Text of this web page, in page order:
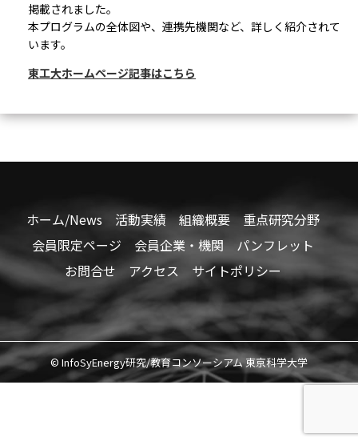
掲載されました。
本プログラムの全体図や、連携先機関など、詳しく紹介されて
います。
東工大ホームページ記事はこちら
ホーム/News 活動実績 組織概要
重点研究分野
会員限定ページ
会員企業・機関
パンフレット
お問合せ
アクセス サイトポリシー
© InfoSyEnergy研究/教育コンソーシアム 東京科学大学